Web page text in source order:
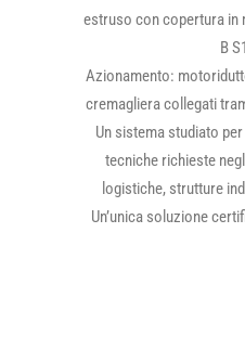
estruso con copertura in
B
Azionamento:
cremagliera collegati
Un sistema studiato
tecniche richieste
logistiche, strutture
Un’unica soluzione